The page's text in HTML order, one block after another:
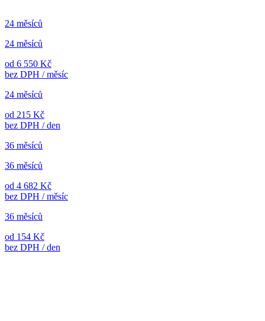
24 měsíců
24 měsíců
od 6 550 Kč
bez DPH / měsíc
24 měsíců
od 215 Kč
bez DPH / den
36 měsíců
36 měsíců
od 4 682 Kč
bez DPH / měsíc
36 měsíců
od 154 Kč
bez DPH / den